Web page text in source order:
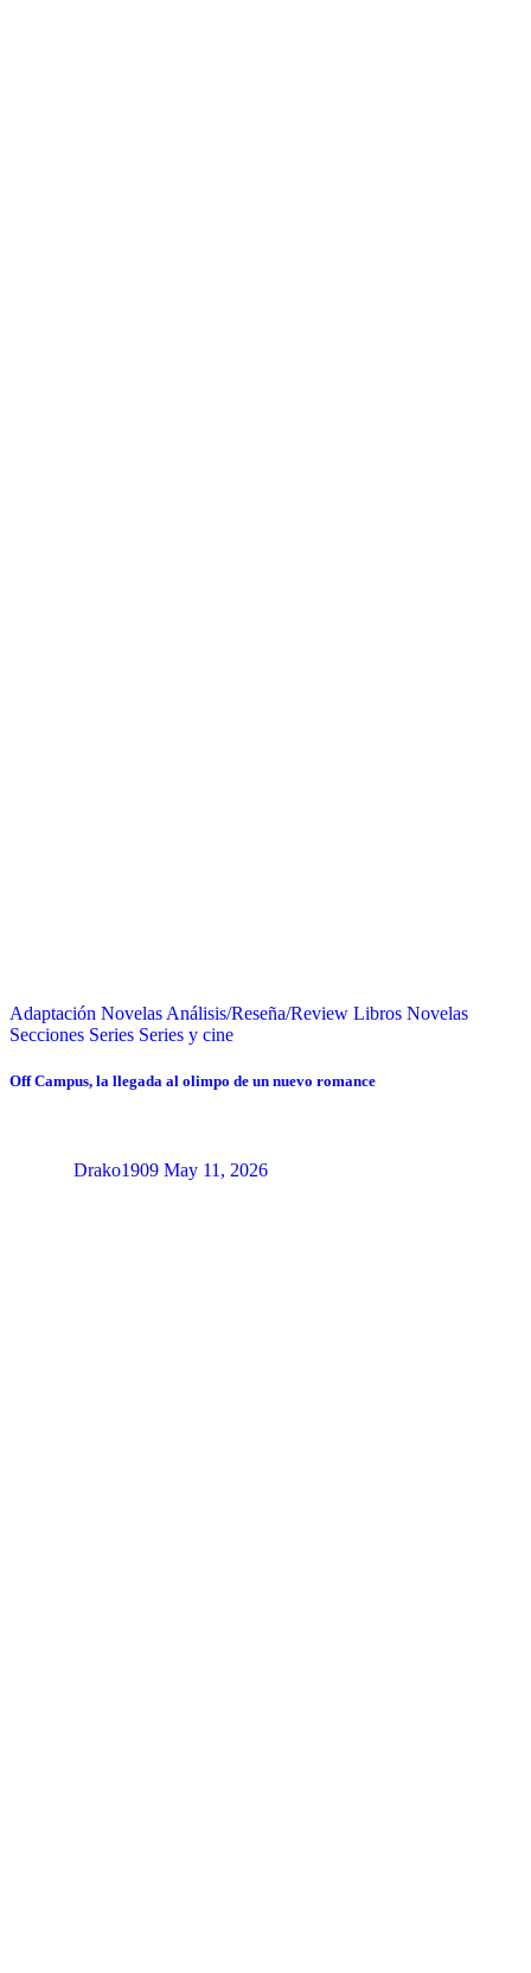
Adaptación Novelas Análisis/Reseña/Review Libros Novelas
Secciones Series Series y cine
Off Campus, la llegada al olimpo de un nuevo romance
Drako1909 May 11, 2026